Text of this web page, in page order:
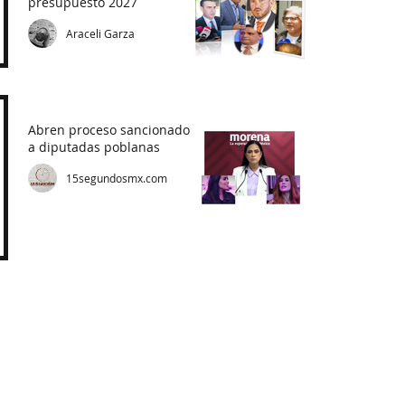
Araceli Garza
Abren proceso sancionador
a diputadas poblanas
15segundosmx.com